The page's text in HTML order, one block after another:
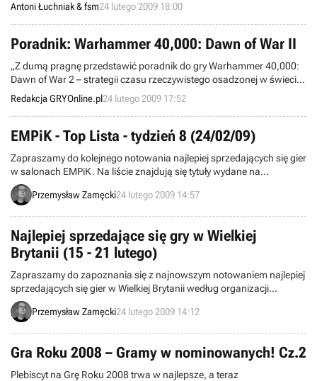
Antoni Łuchniak & fsm24 lutego 2009 18:00
Poradnik: Warhammer 40,000: Dawn of War II
„Z dumą pragnę przedstawić poradnik do gry Warhammer 40,000:
Dawn of War 2 – strategii czasu rzeczywistego osadzonej w świecie
wykreowanym przez firmę Games Workshop. W tekście znajdziesz
sporo informacji na temat kampanii dla pojedynczego gracza, a
także garść porad dotyczących gry w trybie wieloosobowym."
Redakcja GRYOnline.pl24 lutego 2009 17:52
EMPiK - Top Lista - tydzień 8 (24/02/09)
Zapraszamy do kolejnego notowania najlepiej sprzedających się gier
w salonach EMPiK. Na liście znajdują się tytuły wydane na
komputery osobiste oraz konsole PS2, PS3 i Xbox 360. Dane
pochodzą z okresu pomiędzy 9 a 15 lutego i zostały zebrane w 132
Przemysław Zamęcki24 lutego 2009 14:57
Najlepiej sprzedające się gry w Wielkiej
Brytanii (15 - 21 lutego)
Zapraszamy do zapoznania się z najnowszym notowaniem najlepiej
sprzedających się gier w Wielkiej Brytanii według organizacji
Charttrack. Obejmuje ono okres między 15 a 21 lutego.
Przemysław Zamęcki24 lutego 2009 14:12
Gra Roku 2008 – Gramy w nominowanych! Cz.2
Plebiscyt na Grę Roku 2008 trwa w najlepsze, a teraz